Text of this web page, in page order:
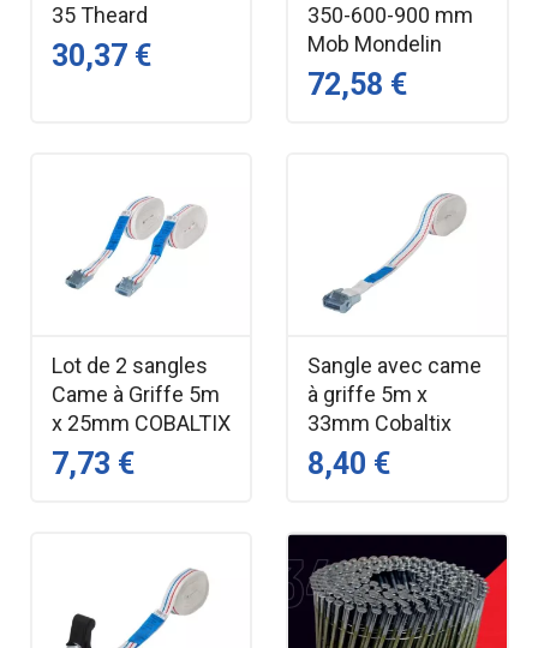
35 Theard
30,37 €
350-600-900 mm
Mob Mondelin
72,58 €
Lot de 2 sangles
Came à Griffe 5m
x 25mm COBALTIX
7,73 €
Sangle avec came
à griffe 5m x
33mm Cobaltix
8,40 €